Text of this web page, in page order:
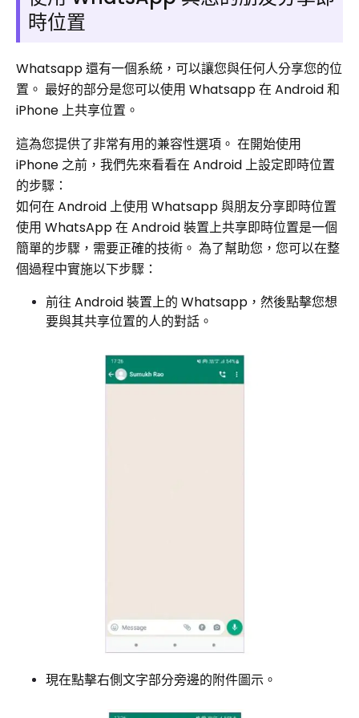
時位置
Whatsapp 還有一個系統，可以讓您與任何人分享您的位
置。 最好的部分是您可以使用 Whatsapp 在 Android 和
iPhone 上共享位置。
這為您提供了非常有用的兼容性選項。 在開始使用
iPhone 之前，我們先來看看在 Android 上設定即時位置
的步驟：
如何在 Android 上使用 Whatsapp 與朋友分享即時位置
使用 WhatsApp 在 Android 裝置上共享即時位置是一個
簡單的步驟，需要正確的技術。 為了幫助您，您可以在整
個過程中實施以下步驟：
前往 Android 裝置上的 Whatsapp，然後點擊您想
要與其共享位置的人的對話。
現在點擊右側文字部分旁邊的附件圖示。